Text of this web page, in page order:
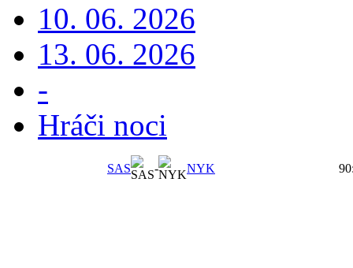
10. 06. 2026
13. 06. 2026
-
Hráči noci
SAS - NYK 90